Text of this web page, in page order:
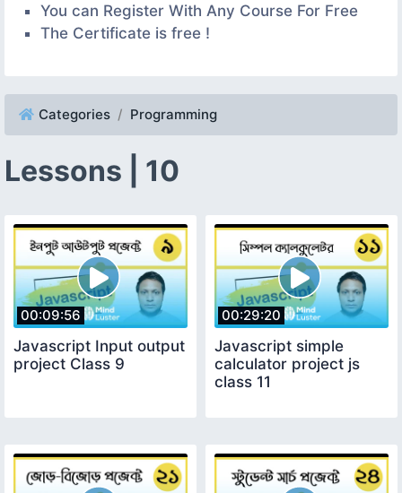
You can Register With Any Course For Free
The Certificate is free !
Categories Programming
Lessons | 10
00:09:56
Javascript Input output
project Class 9
00:29:20
Javascript simple
calculator project js
class 11